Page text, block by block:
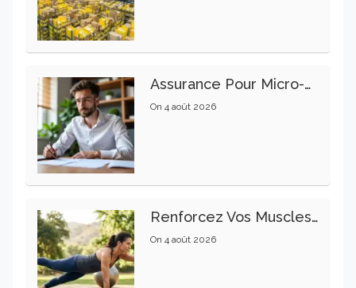
Assurance Pour Micro-Entrepreneur : Les Garanties Essentielles À Connaître
On 4 août 2026
Renforcez Vos Muscles Profonds Pour Apaiser Votre Mal De Dos
On 4 août 2026